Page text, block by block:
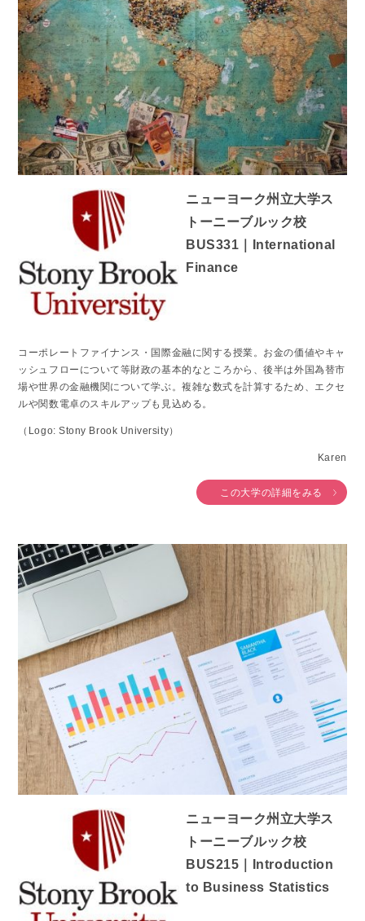
ニューヨーク州立大学ス
トーニーブルック校
BUS331｜International
Finance
コーポレートファイナンス・国際金融に関する授業。お金の価値やキャ
ッシュフローについて等財政の基本的なところから、後半は外国為替市
場や世界の金融機関について学ぶ。複雑な数式を計算するため、エクセ
ルや関数電卓のスキルアップも見込める。
（Logo: Stony Brook University）
Karen
この大学の詳細をみる
ニューヨーク州立大学ス
トーニーブルック校
BUS215｜Introduction
to Business Statistics